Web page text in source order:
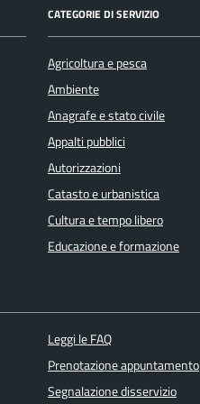
CATEGORIE DI SERVIZIO
Agricoltura e pesca
Ambiente
Anagrafe e stato civile
Appalti pubblici
Autorizzazioni
Catasto e urbanistica
Cultura e tempo libero
Educazione e formazione
Leggi le FAQ
Prenotazione appuntamento
Segnalazione disservizio